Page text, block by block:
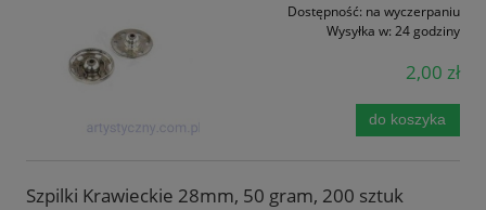
Dostępność: na wyczerpaniu
Wysyłka w: 24 godziny
2,00 zł
do koszyka
Szpilki Krawieckie 28mm, 50 gram, 200 sztuk